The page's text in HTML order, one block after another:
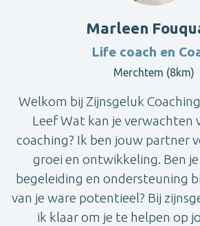
Marleen
Life coach en
Merchtem (8km)
Welkom bij Zijnsgeluk
Leef Wat kan je verwachten
coaching? Ik ben jouw partner
groei en ontwikkeling. Ben
begeleiding en ondersteuning
van je ware potentieel? Bij
ik klaar om je te helpen op